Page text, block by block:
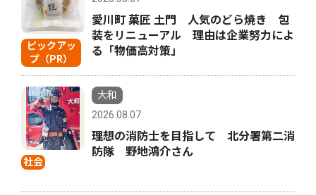
ピックアッ
プ（PR）
愛川町 菓匠 土門 人気のどら焼き 包
装をリニューアル 理由は企業努力によ
る「物価高対策」
社会
大和
2026.08.07
理想の消防士を目指して 北分署第二消
防隊 野地鴻介さん